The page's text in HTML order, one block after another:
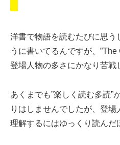
洋書で物語を読むたびに思う
うに書いてるんですが、
登場人物の多さにかなり苦戦
あくまでも”楽しく読む多読”
りはしませんでしたが、登
理解するにはゆっくり読んだ